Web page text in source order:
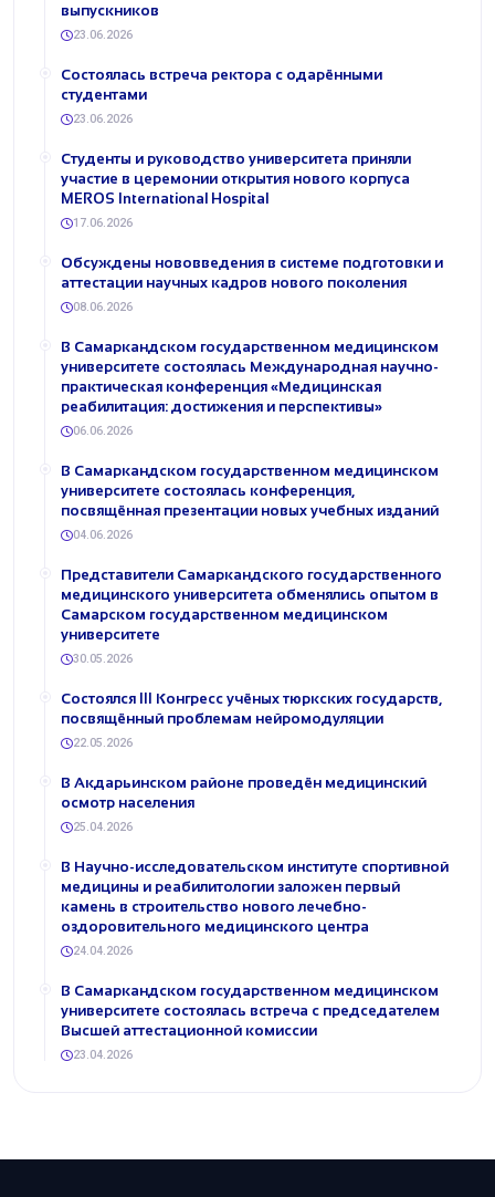
выпускников
23.06.2026
Состоялась встреча ректора с одарёнными
студентами
23.06.2026
Студенты и руководство университета приняли
участие в церемонии открытия нового корпуса
MEROS International Hospital
17.06.2026
Обсуждены нововведения в системе подготовки и
аттестации научных кадров нового поколения
08.06.2026
В Самаркандском государственном медицинском
университете состоялась Международная научно-
практическая конференция «Медицинская
реабилитация: достижения и перспективы»
06.06.2026
В Самаркандском государственном медицинском
университете состоялась конференция,
посвящённая презентации новых учебных изданий
04.06.2026
Представители Самаркандского государственного
медицинского университета обменялись опытом в
Самарском государственном медицинском
университете
30.05.2026
Состоялся III Конгресс учёных тюркских государств,
посвящённый проблемам нейромодуляции
22.05.2026
В Акдарьинском районе проведён медицинский
осмотр населения
25.04.2026
В Научно-исследовательском институте спортивной
медицины и реабилитологии заложен первый
камень в строительство нового лечебно-
оздоровительного медицинского центра
24.04.2026
В Самаркандском государственном медицинском
университете состоялась встреча с председателем
Высшей аттестационной комиссии
23.04.2026